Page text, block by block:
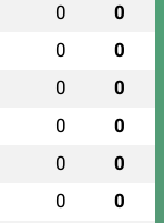
0 0
0 0
0 0
0 0
0 0
0 0